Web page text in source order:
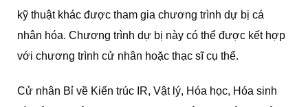
kỹ thuật khác được tham gia chương trình dự bị cá
nhân hóa. Chương trình dự bị này có thể được kết hợp
với chương trình cử nhân hoặc thạc sĩ cụ thể.
Cử nhân Bỉ về Kiến trúc IR, Vật lý, Hóa học, Hóa sinh